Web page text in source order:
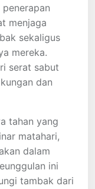
menjaga
sekaligus
mereka.
serat sabut
dan
tahan yang
matahari,
dalam
ini
tambak dari